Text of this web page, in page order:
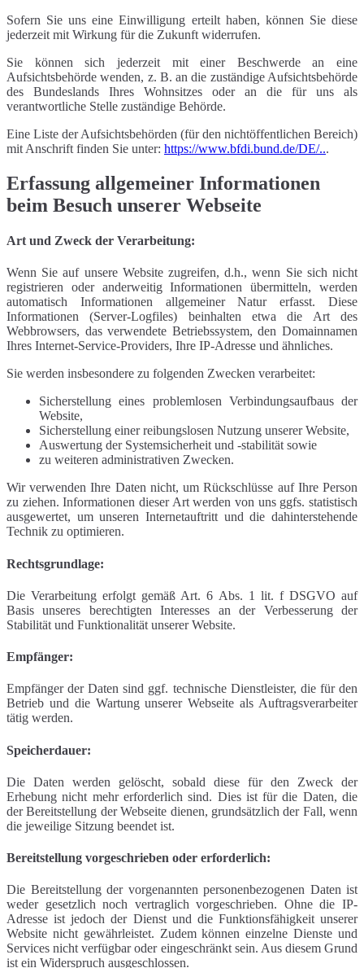
Sofern Sie uns eine Einwilligung erteilt haben, können Sie diese
jederzeit mit Wirkung für die Zukunft widerrufen.
Sie können sich jederzeit mit einer Beschwerde an eine
Aufsichtsbehörde wenden, z. B. an die zuständige Aufsichtsbehörde
des Bundeslands Ihres Wohnsitzes oder an die für uns als
verantwortliche Stelle zuständige Behörde.
Eine Liste der Aufsichtsbehörden (für den nichtöffentlichen Bereich)
mit Anschrift finden Sie unter: https://www.bfdi.bund.de/DE/...
Erfassung allgemeiner Informationen
beim Besuch unserer Webseite
Art und Zweck der Verarbeitung:
Wenn Sie auf unsere Website zugreifen, d.h., wenn Sie sich nicht
registrieren oder anderweitig Informationen übermitteln, werden
automatisch Informationen allgemeiner Natur erfasst. Diese
Informationen (Server-Logfiles) beinhalten etwa die Art des
Webbrowsers, das verwendete Betriebssystem, den Domainnamen
Ihres Internet-Service-Providers, Ihre IP-Adresse und ähnliches.
Sie werden insbesondere zu folgenden Zwecken verarbeitet:
Sicherstellung eines problemlosen Verbindungsaufbaus der
Website,
Sicherstellung einer reibungslosen Nutzung unserer Website,
Auswertung der Systemsicherheit und -stabilität sowie
zu weiteren administrativen Zwecken.
Wir verwenden Ihre Daten nicht, um Rückschlüsse auf Ihre Person
zu ziehen. Informationen dieser Art werden von uns ggfs. statistisch
ausgewertet, um unseren Internetauftritt und die dahinterstehende
Technik zu optimieren.
Rechtsgrundlage:
Die Verarbeitung erfolgt gemäß Art. 6 Abs. 1 lit. f DSGVO auf
Basis unseres berechtigten Interesses an der Verbesserung der
Stabilität und Funktionalität unserer Website.
Empfänger:
Empfänger der Daten sind ggf. technische Dienstleister, die für den
Betrieb und die Wartung unserer Webseite als Auftragsverarbeiter
tätig werden.
Speicherdauer:
Die Daten werden gelöscht, sobald diese für den Zweck der
Erhebung nicht mehr erforderlich sind. Dies ist für die Daten, die
der Bereitstellung der Webseite dienen, grundsätzlich der Fall, wenn
die jeweilige Sitzung beendet ist.
Bereitstellung vorgeschrieben oder erforderlich:
Die Bereitstellung der vorgenannten personenbezogenen Daten ist
weder gesetzlich noch vertraglich vorgeschrieben. Ohne die IP-
Adresse ist jedoch der Dienst und die Funktionsfähigkeit unserer
Website nicht gewährleistet. Zudem können einzelne Dienste und
Services nicht verfügbar oder eingeschränkt sein. Aus diesem Grund
ist ein Widerspruch ausgeschlossen.